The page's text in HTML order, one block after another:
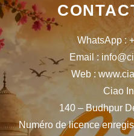
WhatsApp :
Email :
Web :
Ciao
140 – Budhpur
Numéro de licence